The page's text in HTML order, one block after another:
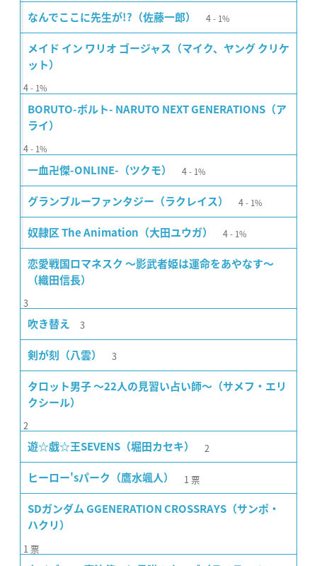
なんでここに先生が!?（佐藤一郎） 4 1%
メイド イン ワリオ ゴージャス（マイク、ヤング クリケ
ット）
4 1%
BORUTO-ボルト- NARUTO NEXT GENERATIONS（ア
ライ）
4 1%
一血卍傑-ONLINE-（ツクモ） 4 1%
グランブルーファンタジー（ラクレイス） 4 1%
奴隷区 The Animation（大田ユウガ） 4 1%
恋愛戦国ロマネスク 〜影武者姫は運命をあやなす〜
（織田信長）
3
吹き替え 3
剣が刻（八雲） 3
タロット男子 〜22人の見習い占い師〜（サメフ・エリ
クシール）
2
遊☆戯☆王SEVENS（堀田カセキ） 2
ヒーロー'sパーク（鷹水颯人） 1 票
SDガンダム GGENERATION CROSSRAYS（サンポ・
ハクリ）
1 票